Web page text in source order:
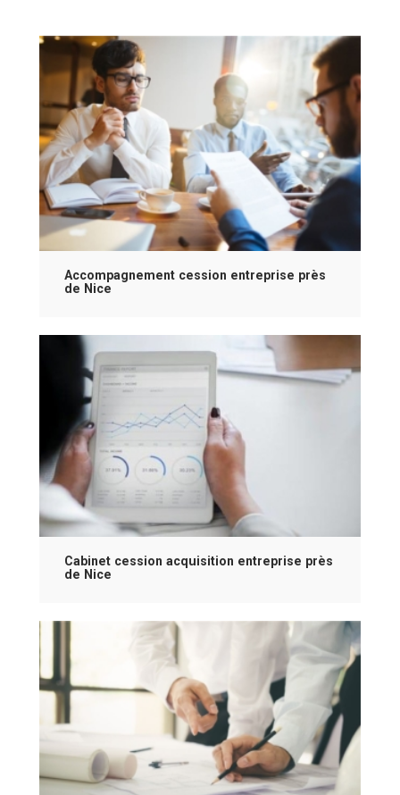
Accompagnement cession entreprise près
de Nice
Cabinet cession acquisition entreprise près
de Nice